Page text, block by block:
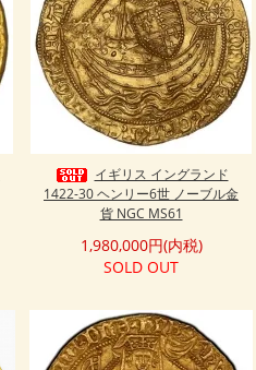
イギリス イングランド
1422-30 ヘンリー6世 ノーブル金
貨 NGC MS61
1,980,000円(内税)
SOLD OUT